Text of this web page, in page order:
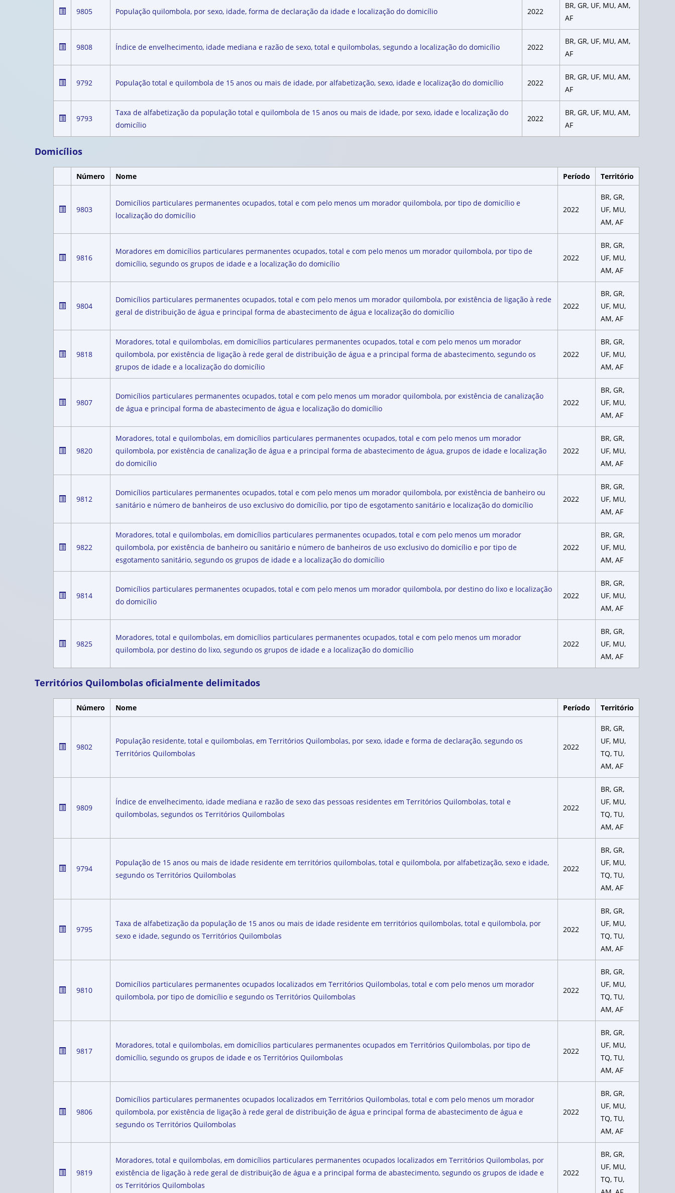
9805 População quilombola, por sexo, idade, forma de declaração da idade e localização do domicílio 2022
BR, GR, UF, MU, AM,
AF
9808 Índice de envelhecimento, idade mediana e razão de sexo, total e quilombolas, segundo a localização do domicílio 2022
BR, GR, UF, MU, AM,
AF
9792 População total e quilombola de 15 anos ou mais de idade, por alfabetização, sexo, idade e localização do domicílio 2022
BR, GR, UF, MU, AM,
AF
9793
Taxa de alfabetização da população total e quilombola de 15 anos ou mais de idade, por sexo, idade e localização do
domicílio
2022
BR, GR, UF, MU, AM,
AF
Domicílios
Número Nome Período Território
9803
Domicílios particulares permanentes ocupados, total e com pelo menos um morador quilombola, por tipo de domicílio e
localização do domicílio
2022
BR, GR,
UF, MU,
AM, AF
9816
Moradores em domicílios particulares permanentes ocupados, total e com pelo menos um morador quilombola, por tipo de
domicílio, segundo os grupos de idade e a localização do domicílio
2022
BR, GR,
UF, MU,
AM, AF
9804
Domicílios particulares permanentes ocupados, total e com pelo menos um morador quilombola, por existência de ligação à rede
geral de distribuição de água e principal forma de abastecimento de água e localização do domicílio
2022
BR, GR,
UF, MU,
AM, AF
9818
Moradores, total e quilombolas, em domicílios particulares permanentes ocupados, total e com pelo menos um morador
quilombola, por existência de ligação à rede geral de distribuição de água e a principal forma de abastecimento, segundo os
grupos de idade e a localização do domicílio
2022
BR, GR,
UF, MU,
AM, AF
9807
Domicílios particulares permanentes ocupados, total e com pelo menos um morador quilombola, por existência de canalização
de água e principal forma de abastecimento de água e localização do domicílio
2022
BR, GR,
UF, MU,
AM, AF
9820
Moradores, total e quilombolas, em domicílios particulares permanentes ocupados, total e com pelo menos um morador
quilombola, por existência de canalização de água e a principal forma de abastecimento de água, grupos de idade e localização
do domicílio
2022
BR, GR,
UF, MU,
AM, AF
9812
Domicílios particulares permanentes ocupados, total e com pelo menos um morador quilombola, por existência de banheiro ou
sanitário e número de banheiros de uso exclusivo do domicílio, por tipo de esgotamento sanitário e localização do domicílio
2022
BR, GR,
UF, MU,
AM, AF
9822
Moradores, total e quilombolas, em domicílios particulares permanentes ocupados, total e com pelo menos um morador
quilombola, por existência de banheiro ou sanitário e número de banheiros de uso exclusivo do domicílio e por tipo de
esgotamento sanitário, segundo os grupos de idade e a localização do domicílio
2022
BR, GR,
UF, MU,
AM, AF
9814
Domicílios particulares permanentes ocupados, total e com pelo menos um morador quilombola, por destino do lixo e localização
do domicílio
2022
BR, GR,
UF, MU,
AM, AF
9825
Moradores, total e quilombolas, em domicílios particulares permanentes ocupados, total e com pelo menos um morador
quilombola, por destino do lixo, segundo os grupos de idade e a localização do domicílio
2022
BR, GR,
UF, MU,
AM, AF
Territórios Quilombolas oficialmente delimitados
Número Nome Período Território
9802
População residente, total e quilombolas, em Territórios Quilombolas, por sexo, idade e forma de declaração, segundo os
Territórios Quilombolas
2022
BR, GR,
UF, MU,
TQ, TU,
AM, AF
9809
Índice de envelhecimento, idade mediana e razão de sexo das pessoas residentes em Territórios Quilombolas, total e
quilombolas, segundos os Territórios Quilombolas
2022
BR, GR,
UF, MU,
TQ, TU,
AM, AF
9794
População de 15 anos ou mais de idade residente em territórios quilombolas, total e quilombola, por alfabetização, sexo e idade,
segundo os Territórios Quilombolas
2022
BR, GR,
UF, MU,
TQ, TU,
AM, AF
9795
Taxa de alfabetização da população de 15 anos ou mais de idade residente em territórios quilombolas, total e quilombola, por
sexo e idade, segundo os Territórios Quilombolas
2022
BR, GR,
UF, MU,
TQ, TU,
AM, AF
9810
Domicílios particulares permanentes ocupados localizados em Territórios Quilombolas, total e com pelo menos um morador
quilombola, por tipo de domicílio e segundo os Territórios Quilombolas
2022
BR, GR,
UF, MU,
TQ, TU,
AM, AF
9817
Moradores, total e quilombolas, em domicílios particulares permanentes ocupados em Territórios Quilombolas, por tipo de
domicílio, segundo os grupos de idade e os Territórios Quilombolas
2022
BR, GR,
UF, MU,
TQ, TU,
AM, AF
9806
Domicílios particulares permanentes ocupados localizados em Territórios Quilombolas, total e com pelo menos um morador
quilombola, por existência de ligação à rede geral de distribuição de água e principal forma de abastecimento de água e
segundo os Territórios Quilombolas
2022
BR, GR,
UF, MU,
TQ, TU,
AM, AF
9819
Moradores, total e quilombolas, em domicílios particulares permanentes ocupados localizados em Territórios Quilombolas, por
existência de ligação à rede geral de distribuição de água e a principal forma de abastecimento, segundo os grupos de idade e
os Territórios Quilombolas
2022
BR, GR,
UF, MU,
TQ, TU,